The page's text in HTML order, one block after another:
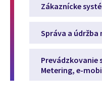
Zákaznícke
Správa a údržba
Prevádzkovanie
Metering, e-